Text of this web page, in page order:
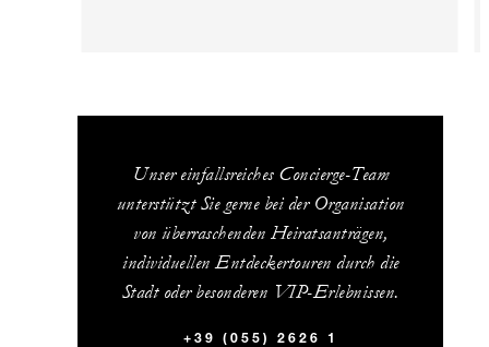
Unser einfallsreiches Concierge-Team
unterstützt Sie gerne bei der Organisation
von überraschenden Heiratsanträgen,
individuellen Entdeckertouren durch die
Stadt oder besonderen VIP-Erlebnissen.
+39 (055) 2626 1